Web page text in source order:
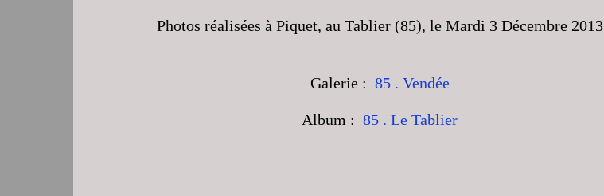
Photos réalisées à Piquet, au Tablier (85), le Mardi 3 Décembre 2013
Galerie : 85 . Vendée
Album : 85 . Le Tablier